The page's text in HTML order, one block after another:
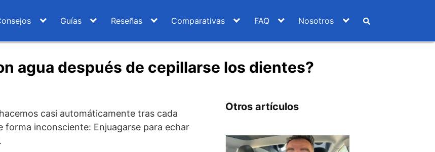
Guías Reseñas Comparativas FAQ Nosotros
agua después de cepillarse los dientes?
casi automáticamente tras cada
inconsciente: Enjuagarse para echar
Otros artículos